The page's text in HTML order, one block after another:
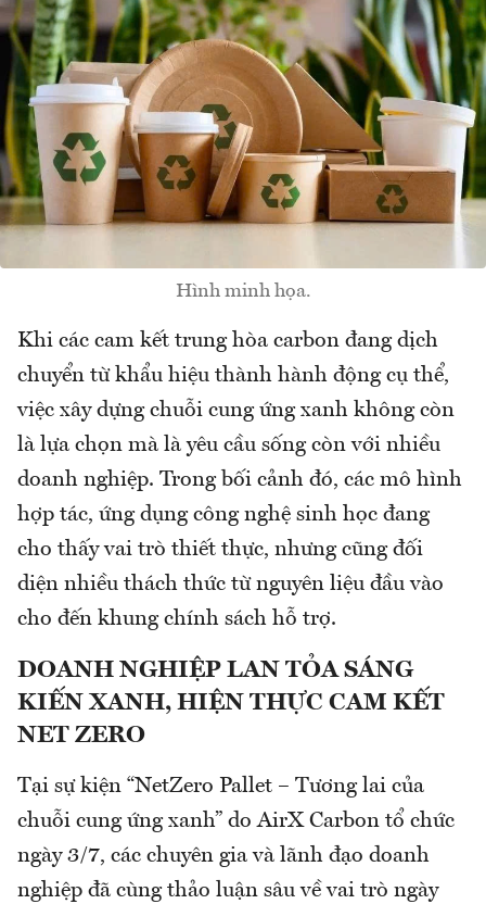
Hình minh họa.
Khi các cam kết trung hòa carbon đang dịch
chuyển từ khẩu hiệu thành hành động cụ thể,
việc xây dựng chuỗi cung ứng xanh không còn
là lựa chọn mà là yêu cầu sống còn với nhiều
doanh nghiệp. Trong bối cảnh đó, các mô hình
hợp tác, ứng dụng công nghệ sinh học đang
cho thấy vai trò thiết thực, nhưng cũng đối
diện nhiều thách thức từ nguyên liệu đầu vào
cho đến khung chính sách hỗ trợ.
DOANH NGHIỆP LAN TỎA SÁNG
KIẾN XANH, HIỆN THỰC CAM KẾT
NET ZERO
Tại sự kiện “NetZero Pallet – Tương lai của
chuỗi cung ứng xanh” do AirX Carbon tổ chức
ngày 3/7, các chuyên gia và lãnh đạo doanh
nghiệp đã cùng thảo luận sâu về vai trò ngày